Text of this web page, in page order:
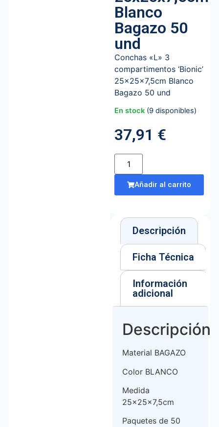
Blanco
Bagazo 50
und
Conchas «L» 3
compartimentos ‘Bionic’
25x25x7,5cm Blanco
Bagazo 50 und
En stock (9 disponibles)
37,91 €
Añadir al carrito
Descripción
Ficha Técnica
Información
adicional
Descripción
Material BAGAZO
Color BLANCO
Medida
25x25x7,5cm
Paquetes de 50